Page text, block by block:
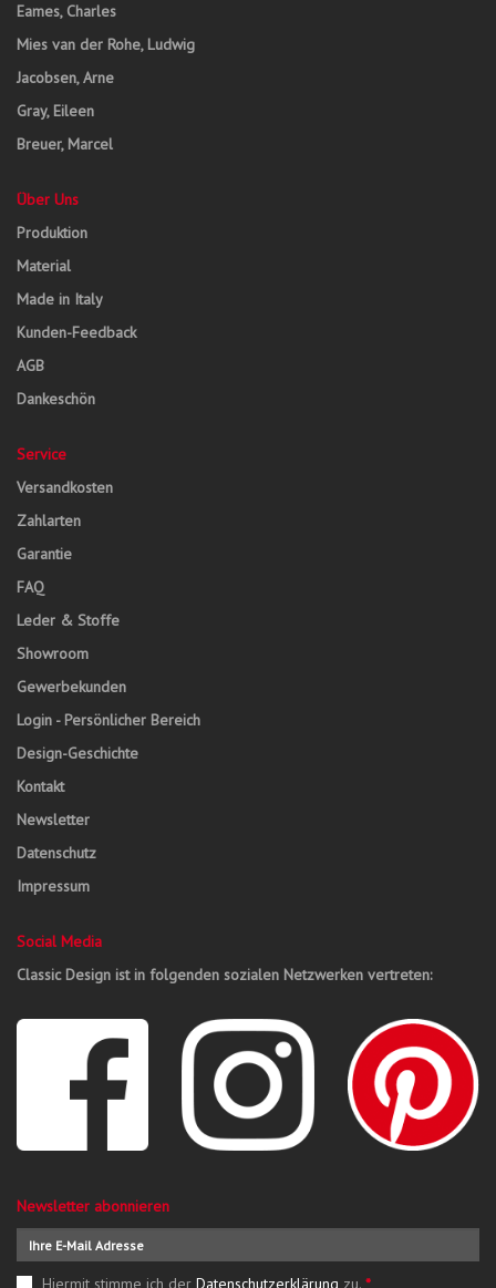
Eames, Charles
Mies van der Rohe, Ludwig
Jacobsen, Arne
Gray, Eileen
Breuer, Marcel
Über Uns
Produktion
Material
Made in Italy
Kunden-Feedback
AGB
Dankeschön
Service
Versandkosten
Zahlarten
Garantie
FAQ
Leder & Stoffe
Showroom
Gewerbekunden
Login - Persönlicher Bereich
Design-Geschichte
Kontakt
Newsletter
Datenschutz
Impressum
Social Media
Classic Design ist in folgenden sozialen Netzwerken vertreten:
Newsletter abonnieren
Hiermit stimme ich der Datenschutzerklärung zu. *